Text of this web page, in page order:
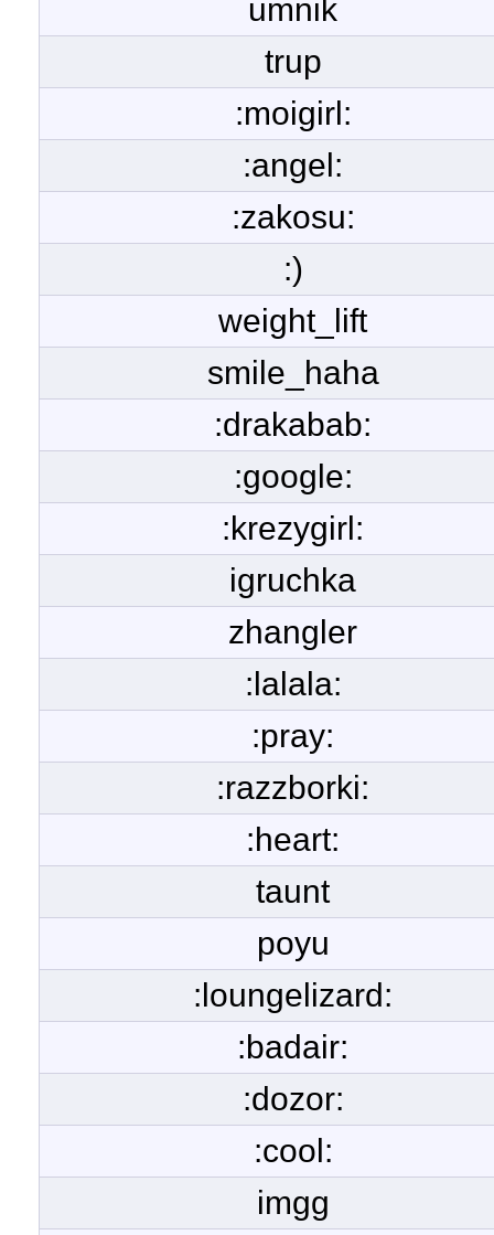
umnik
trup
:moigirl:
:angel:
:zakosu:
:)
weight_lift
smile_haha
:drakabab:
:google:
:krezygirl:
igruchka
zhangler
:lalala:
:pray:
:razzborki:
:heart:
taunt
poyu
:loungelizard:
:badair:
:dozor:
:cool:
imgg